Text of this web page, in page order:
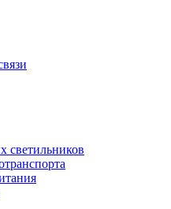
светильников